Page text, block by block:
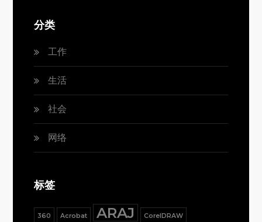
分类
工作
生活
社会
网络
标签
360 Acrobat ARAJ CorelDRAW